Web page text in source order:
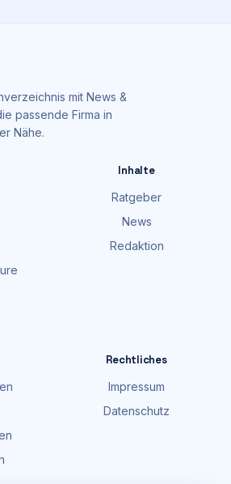
mit News &
passende Firma in
Nähe.
Inhalte
Ratgeber
News
Redaktion
Rechtliches
Impressum
Datenschutz